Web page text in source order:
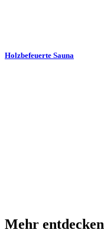
Holzbefeuerte Sauna
Mehr entdecken